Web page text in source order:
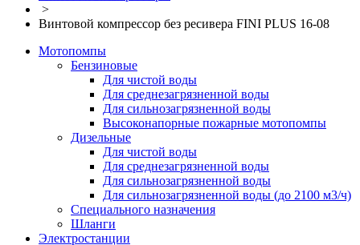
>
Винтовой компрессор без ресивера FINI PLUS 16-08
Мотопомпы
Бензиновые
Для чистой воды
Для среднезагрязненной воды
Для сильнозагрязненной воды
Высоконапорные пожарные мотопомпы
Дизельные
Для чистой воды
Для среднезагрязненной воды
Для сильнозагрязненной воды
Для сильнозагрязненной воды (до 2100 м3/ч)
Специального назначения
Шланги
Электростанции